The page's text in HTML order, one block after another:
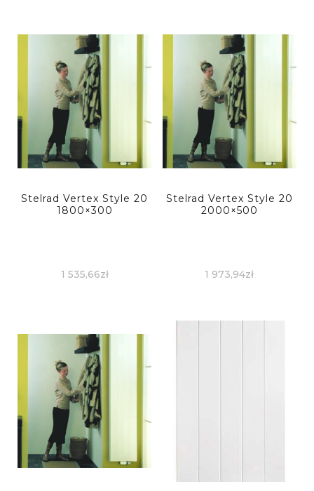
Stelrad Vertex Style 20
1800×300
1 535,66zł
Stelrad Vertex Style 20
2000×500
1 973,94zł